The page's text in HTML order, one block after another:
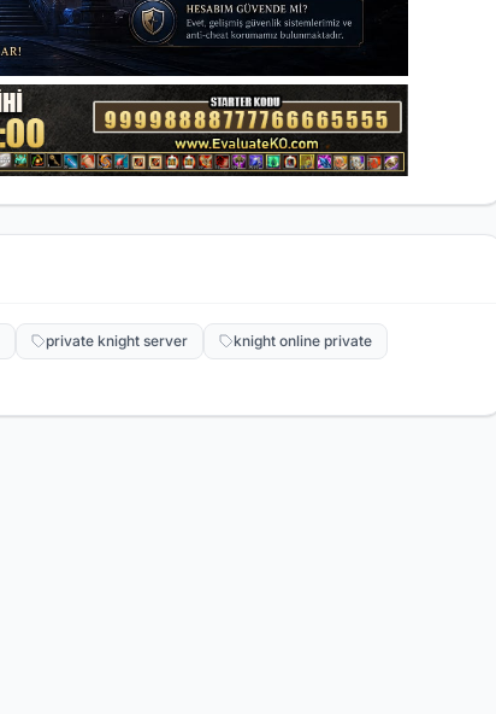
private knight server
knight online private